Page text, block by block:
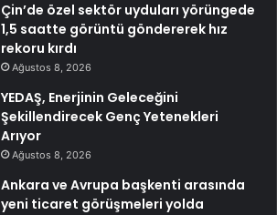
Çin’de özel sektör uyduları yörüngede
1,5 saatte görüntü göndererek hız
rekoru kırdı
Ağustos 8, 2026
YEDAŞ, Enerjinin Geleceğini
Şekillendirecek Genç Yetenekleri
Arıyor
Ağustos 8, 2026
Ankara ve Avrupa başkenti arasında
yeni ticaret görüşmeleri yolda